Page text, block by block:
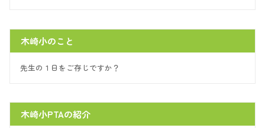
木崎小のこと
先生の１日をご存じですか？
木崎小PTAの紹介